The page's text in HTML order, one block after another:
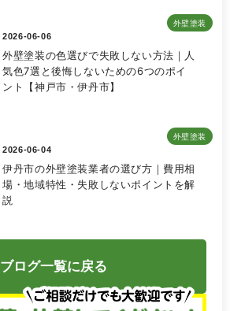
外壁塗装
2026-06-06
外壁塗装の色選びで失敗しない方法｜人
気色7選と後悔しないための6つのポイ
ント【神戸市・伊丹市】
外壁塗装
2026-06-04
伊丹市の外壁塗装業者の選び方｜費用相
場・地域特性・失敗しないポイントを解
説
ブログ一覧に戻る